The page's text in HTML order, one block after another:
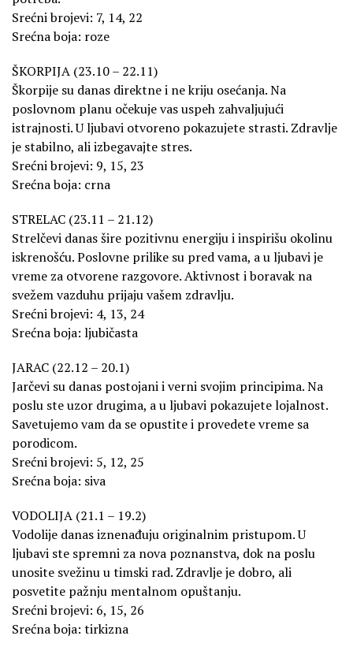
Srećni brojevi: 7, 14, 22
Srećna boja: roze
ŠKORPIJA (23.10 – 22.11)
Škorpije su danas direktne i ne kriju osećanja. Na
poslovnom planu očekuje vas uspeh zahvaljujući
istrajnosti. U ljubavi otvoreno pokazujete strasti. Zdravlje
je stabilno, ali izbegavajte stres.
Srećni brojevi: 9, 15, 23
Srećna boja: crna
STRELAC (23.11 – 21.12)
Strelčevi danas šire pozitivnu energiju i inspirišu okolinu
iskrenošću. Poslovne prilike su pred vama, a u ljubavi je
vreme za otvorene razgovore. Aktivnost i boravak na
svežem vazduhu prijaju vašem zdravlju.
Srećni brojevi: 4, 13, 24
Srećna boja: ljubičasta
JARAC (22.12 – 20.1)
Jarčevi su danas postojani i verni svojim principima. Na
poslu ste uzor drugima, a u ljubavi pokazujete lojalnost.
Savetujemo vam da se opustite i provedete vreme sa
porodicom.
Srećni brojevi: 5, 12, 25
Srećna boja: siva
VODOLIJA (21.1 – 19.2)
Vodolije danas iznenađuju originalnim pristupom. U
ljubavi ste spremni za nova poznanstva, dok na poslu
unosite svežinu u timski rad. Zdravlje je dobro, ali
posvetite pažnju mentalnom opuštanju.
Srećni brojevi: 6, 15, 26
Srećna boja: tirkizna